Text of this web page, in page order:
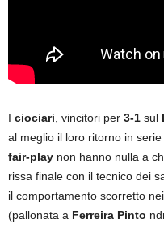
I ciociari, vincitori per 3-1 sul
al meglio il loro ritorno in
fair-play non hanno nulla a
rissa finale con il tecnico dei
il comportamento scorretto
(pallonata a Ferreira Pinto